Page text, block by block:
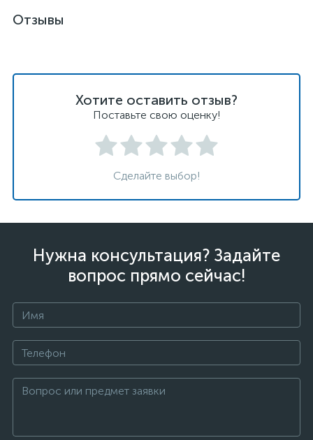
Отзывы
Хотите оставить отзыв?
Поставьте свою оценку!
Сделайте выбор!
Нужна консультация? Задайте
вопрос прямо сейчас!